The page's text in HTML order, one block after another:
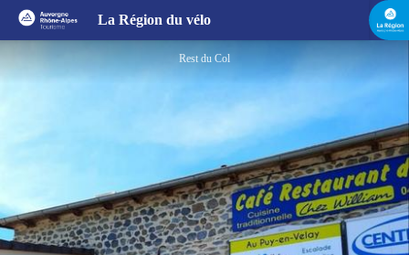
La Région du vélo
Rest du Col